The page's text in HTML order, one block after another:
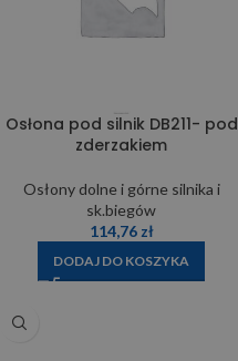
Osłona pod silnik DB211- pod
zderzakiem
Osłony dolne i górne silnika i
sk.biegów
114,76 zł
DODAJ DO KOSZYKA